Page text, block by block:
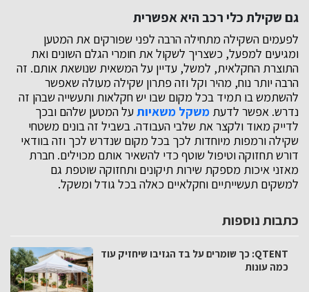
גם שקילת כלי רכב היא אפשרית
לפעמים השקילה מתחילה הרבה לפני שפורקים את המטען
ומגיעים למפעל, כשצריך לשקול את חומרי הגלם השונים ואת
התוצרת החקלאית, למשל, עדיין על המשאית שנושאת אותם. זה
הרבה יותר נוח, מהיר וקל וזה פתרון שקילה מעולה שאפשר
להשתמש בו תמיד בכל מקום שבו יש חקלאות ותעשייה שבהן זה
נדרש. אפשר לדעת משקל משאיות על המטען שלהם ובכך
לדייק מאוד ולקצר את שלבי העבודה. בשביל זה בונים משטחי
שקילה ורמפות מיוחדות לכך בכל מקום שנדרש לכך וזה בוודאי
דורש תחזוקה וטיפול שוטף כדי להשאיר אותם מכוילים. חברת
מאזני איכות מספקת שירות תיקונים ותחזוקה שוטפת גם
למשקים תעשייתיים וחקלאיים כאלה בכל גודל ומשקל.
כתבות נוספות
QTENT: כך שומרים על בד הגזיבו שיחזיק עוד
כמה עונות